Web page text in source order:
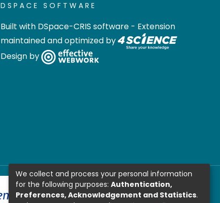
DSPACE SOFTWARE
Built with DSpace-CRIS software - Extension
maintained and optimized by
Design by
We collect and process your personal information
for the following purposes: Authentication,
Preferences, Acknowledgement and Statistics.